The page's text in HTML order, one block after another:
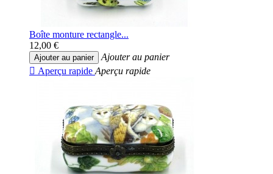
Boîte monture rectangle...
12,00 €
Ajouter au panier
Ajouter au panier
 Aperçu rapide Aperçu rapide